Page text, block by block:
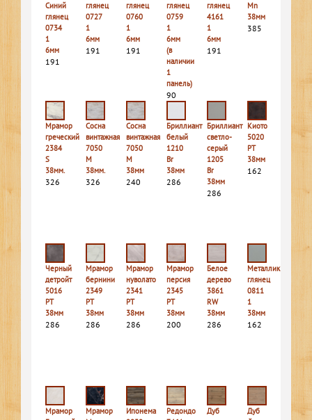
Синий
глянец
0734
1
6мм
191
глянец
0727
1
6мм
191
глянец
0760
1
6мм
191
глянец
0759
1
6мм
(в
наличии
1
панель)
90
глянец
4161
1
6мм
191
Mn
38мм
385
Мрамор
греческий
2384
S
38мм.
326
Сосна
винтажная
7050
M
38мм.
326
Сосна
винтажная
7050
M
38мм
240
Бриллиант
белый
1210
Br
38мм
286
Бриллиант
светло-
серый
1205
Br
38мм
286
Киото
5020
PT
38мм
162
Черный
детройт
5016
PT
38мм
286
Мрамор
бернини
2349
PT
38мм
286
Мрамор
нуволато
2341
PT
38мм
286
Мрамор
персия
2345
PT
38мм
200
Белое
дерево
3861
RW
38мм
286
Металлик
глянец
0811
1
38мм
162
Мрамор
Мрамор
Ипонема
Редондо
Дуб
Дуб